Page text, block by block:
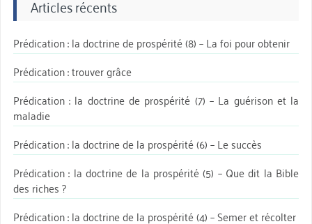
Articles récents
Prédication : la doctrine de prospérité (8) – La foi pour obtenir
Prédication : trouver grâce
Prédication : la doctrine de prospérité (7) – La guérison et la
maladie
Prédication : la doctrine de la prospérité (6) – Le succès
Prédication : la doctrine de la prospérité (5) – Que dit la Bible
des riches ?
Prédication : la doctrine de la prospérité (4) – Semer et récolter